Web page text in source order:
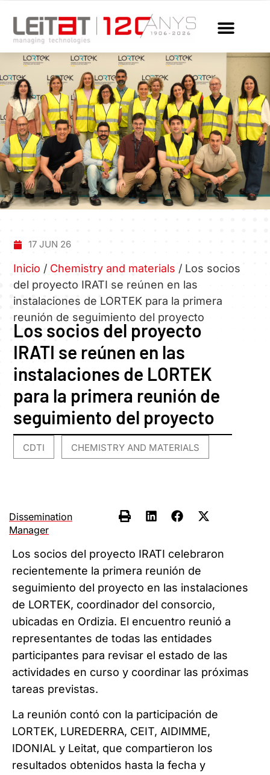
17 JUN 26
Inicio / Chemistry and materials / Los socios
del proyecto IRATI se reúnen en las
instalaciones de LORTEK para la primera
reunión de seguimiento del proyecto
Los socios del proyecto
IRATI se reúnen en las
instalaciones de LORTEK
para la primera reunión de
seguimiento del proyecto
CDTI CHEMISTRY AND MATERIALS
Dissemination
Manager
Los socios del proyecto IRATI celebraron
recientemente la primera reunión de
seguimiento del proyecto en las instalaciones
de LORTEK, coordinador del consorcio,
ubicadas en Ordizia. El encuentro reunió a
representantes de todas las entidades
participantes para revisar el estado de las
actividades en curso y coordinar las próximas
tareas previstas.
La reunión contó con la participación de
LORTEK, LUREDERRA, CEIT, AIDIMME,
IDONIAL y Leitat, que compartieron los
resultados obtenidos hasta la fecha y